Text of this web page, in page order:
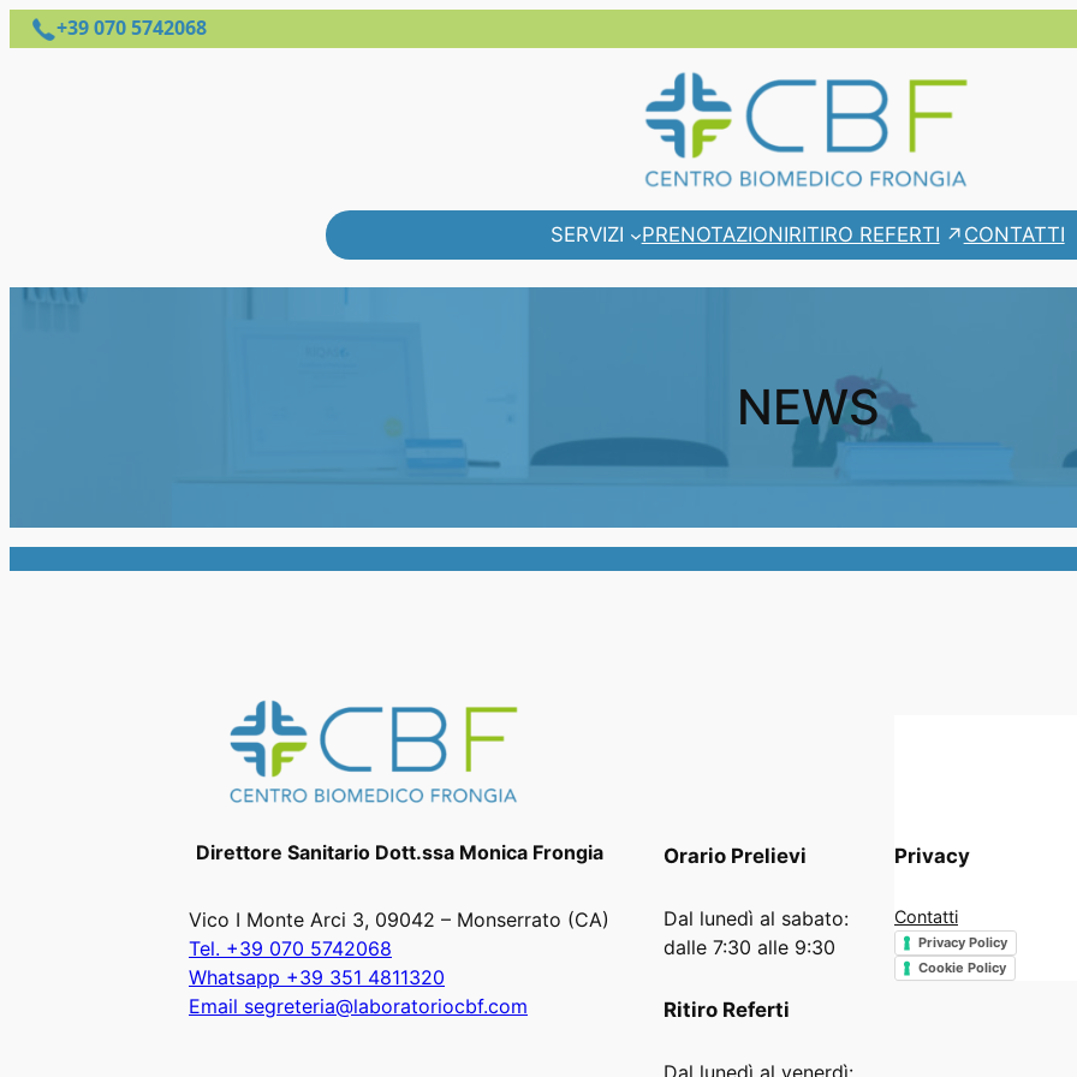
+39 070 5742068
SERVIZI PRENOTAZIONIRITIRO REFERTI CONTATTI
NEWS
Direttore Sanitario Dott.ssa Monica Frongia
Vico I Monte Arci 3, 09042 – Monserrato (CA)
Tel. +39 070 5742068
Whatsapp +39 351 4811320
Email segreteria@laboratoriocbf.com
Orario Prelievi
Dal lunedì al sabato:
dalle 7:30 alle 9:30
Ritiro Referti
Privacy
Contatti
Privacy Policy
Cookie Policy